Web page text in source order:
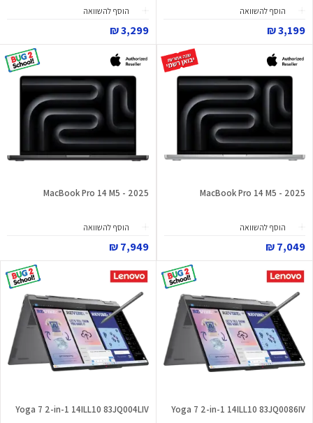
הוסף להשוואה
3,199 ₪
הוסף להשוואה
3,299 ₪
MacBook Pro 14 M5 - 2025
הוסף להשוואה
7,049 ₪
MacBook Pro 14 M5 - 2025
הוסף להשוואה
7,949 ₪
Yoga 7 2-in-1 14ILL10 83JQ0086IV
Yoga 7 2-in-1 14ILL10 83JQ004LIV